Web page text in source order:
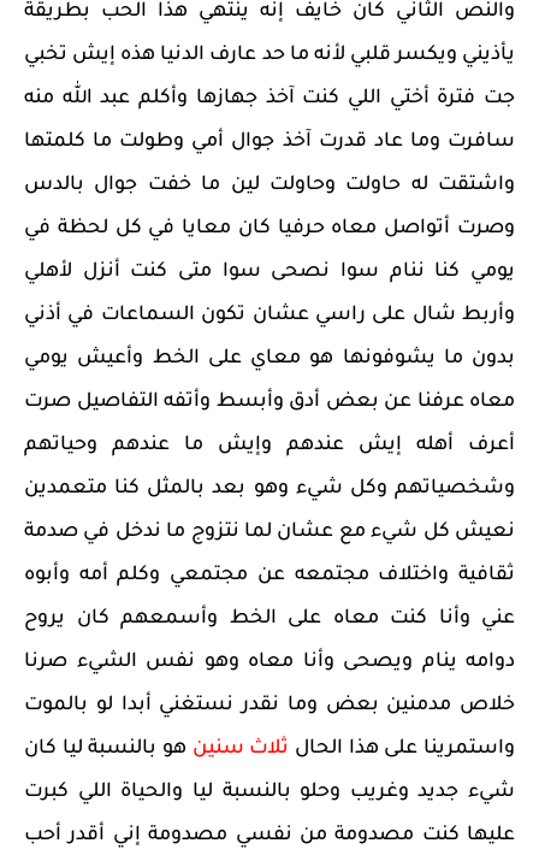
والنص الثاني كان خايف إنه ينتهي هذا الحب بطريقة
يأذيني ويكسر قلبي لأنه ما حد عارف الدنيا هذه إيش تخبي
جت فترة أختي اللي كنت آخذ جهازها وأكلم عبد الله منه
سافرت وما عاد قدرت آخذ جوال أمي وطولت ما كلمتها
واشتقت له حاولت وحاولت لين ما خفت جوال بالدس
وصرت أتواصل معاه حرفيا كان معايا في كل لحظة في
يومي كنا ننام سوا نصحى سوا متى كنت أنزل لأهلي
وأربط شال على راسي عشان تكون السماعات في أذني
بدون ما يشوفونها هو معاي على الخط وأعيش يومي
معاه عرفنا عن بعض أدق وأبسط وأتفه التفاصيل صرت
أعرف أهله إيش عندهم وإيش ما عندهم وحياتهم
وشخصياتهم وكل شيء وهو بعد بالمثل كنا متعمدين
نعيش كل شيء مع عشان لما نتزوج ما ندخل في صدمة
ثقافية واختلاف مجتمعه عن مجتمعي وكلم أمه وأبوه
عني وأنا كنت معاه على الخط وأسمعهم كان يروح
دوامه ينام ويصحى وأنا معاه وهو نفس الشيء صرنا
خلاص مدمنين بعض وما نقدر نستغني أبدا لو بالموت
واستمرينا على هذا الحال ثلاث سنين هو بالنسبة ليا كان
شيء جديد وغريب وحلو بالنسبة ليا والحياة اللي كبرت
عليها كنت مصدومة من نفسي مصدومة إني أقدر أحب